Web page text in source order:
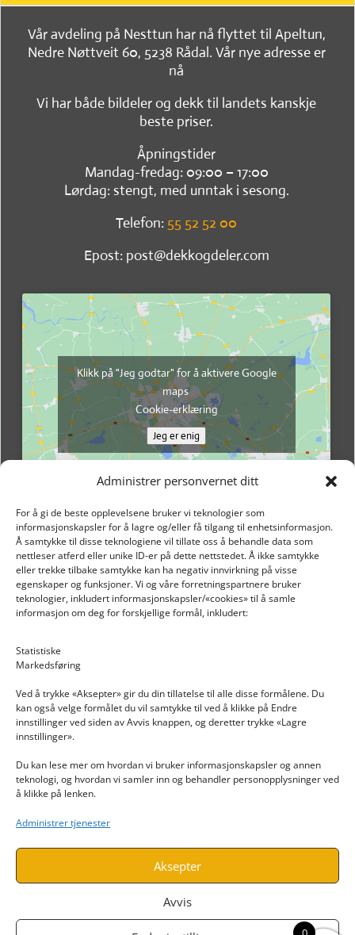
Administrer personvernet ditt
For å gi de beste opplevelsene bruker vi teknologier som
informasjonskapsler for å lagre og/eller få tilgang til enhetsinformasjon.
Å samtykke til disse teknologiene vil tillate oss å behandle data som
nettleser atferd eller unike ID-er på dette nettstedet. Å ikke samtykke
eller trekke tilbake samtykke kan ha negativ innvirkning på visse
egenskaper og funksjoner. Vi og våre forretningspartnere bruker
teknologier, inkludert informasjonskapsler/«cookies» til å samle
informasjon om deg for forskjellige formål, inkludert:
Statistiske
Markedsføring
Ved å trykke «Aksepter» gir du din tillatelse til alle disse formålene. Du
kan også velge formålet du vil samtykke til ved å klikke på Endre
innstillinger ved siden av Avvis knappen, og deretter trykke «Lagre
innstillinger».
Du kan lese mer om hvordan vi bruker informasjonskapsler og annen
teknologi, og hvordan vi samler inn og behandler personopplysninger ved
å klikke på lenken.
Administrer tjenester
Aksepter
Avvis
Vår avdeling på Nesttun har nå flyttet til Apeltun,
Nedre Nøttveit 60, 5238 Rådal. Vår nye adresse er
nå
Vi har både bildeler og dekk til landets kanskje
beste priser.
Åpningstider
Mandag-fredag: 09:00 – 17:00
Lørdag: stengt, med unntak i sesong.
Telefon: 55 52 52 00
Epost: post@dekkogdeler.com
Klikk på "Jeg godtar" for å aktivere Google
maps
Cookie-erklæring
Jeg er enig
INFORMASJON
Personvern